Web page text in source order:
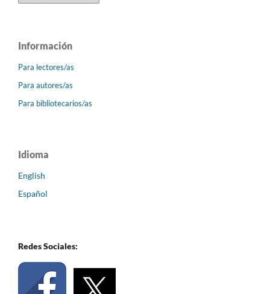
Información
Para lectores/as
Para autores/as
Para bibliotecarios/as
Idioma
English
Español
Redes Sociales: